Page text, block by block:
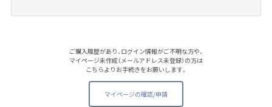
ご購入履歴があり、ログイン情報がご不明な方や、
マイページ未作成（メールアドレス未登録）の方は
こちらよりお手続きをお願いします。
マイページの確認/申請